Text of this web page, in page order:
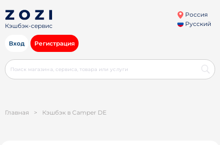
Кэшбэк-сервис
Россия
Русский
Вход Регистрация
Главная > Кэшбэк в Camper DE